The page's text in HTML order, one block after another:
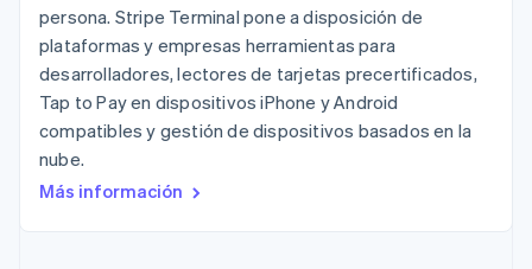
Proceso de
compra
Connections
Datos de ctas.
financieras
vinculadas
Juegos
Hostelería, viajes y ocio
Seguros
Medios de
comunicación y
entretenimiento
fines de lucro
profesionales
Recursos
Integraciones de
aplicaciones
Ejemplos de código
Blog de
Estado de la API
Contacto
Contacta con ventas
Conviértete en socio
persona. Stripe Terminal pone a disposición de
plataformas y empresas herramientas para
desarrolladores, lectores de tarjetas precertificados,
Tap to Pay en dispositivos iPhone y Android
compatibles y gestión de dispositivos basados en la
nube.
Más información